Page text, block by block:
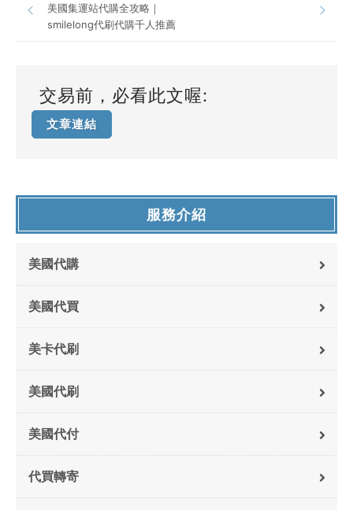
美國集運站代購全攻略｜
smilelong代刷代購千人推薦
交易前，必看此文喔:
文章連結
服務介紹
美國代購
美國代買
美卡代刷
美國代刷
美國代付
代買轉寄